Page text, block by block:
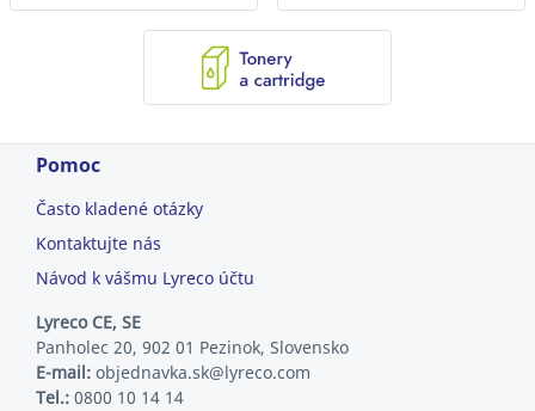
Pomoc
Často kladené otázky
Kontaktujte nás
Návod k vášmu Lyreco účtu
Lyreco CE, SE
Panholec 20, 902 01 Pezinok, Slovensko
E-mail: objednavka.sk@lyreco.com
Tel.: 0800 10 14 14